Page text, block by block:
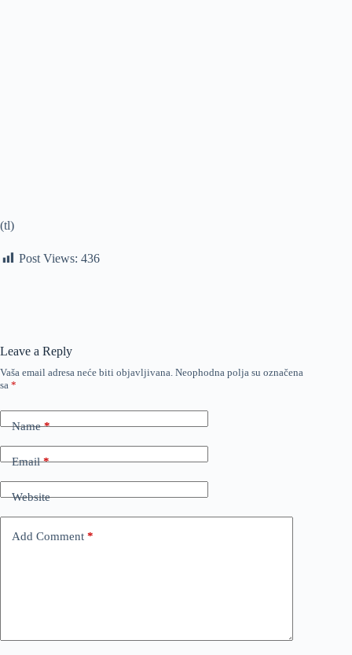
(tl)
Post Views: 436
Leave a Reply
Vaša email adresa neće biti objavljivana. Neophodna polja su označena
sa *
Name*
Email*
Website
Add Comment *